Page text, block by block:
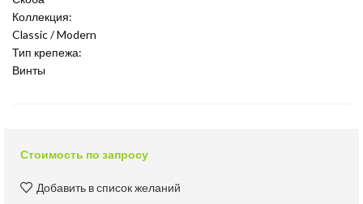
Коллекция:
Classic / Modern
Тип крепежа:
Винты
Стоимость по запросу
Добавить в список желаний